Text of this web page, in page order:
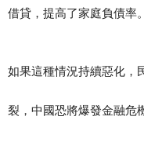
借貸，提高了家庭負債率。
如果這種情況持續惡化，
裂，中國恐將爆發金融危